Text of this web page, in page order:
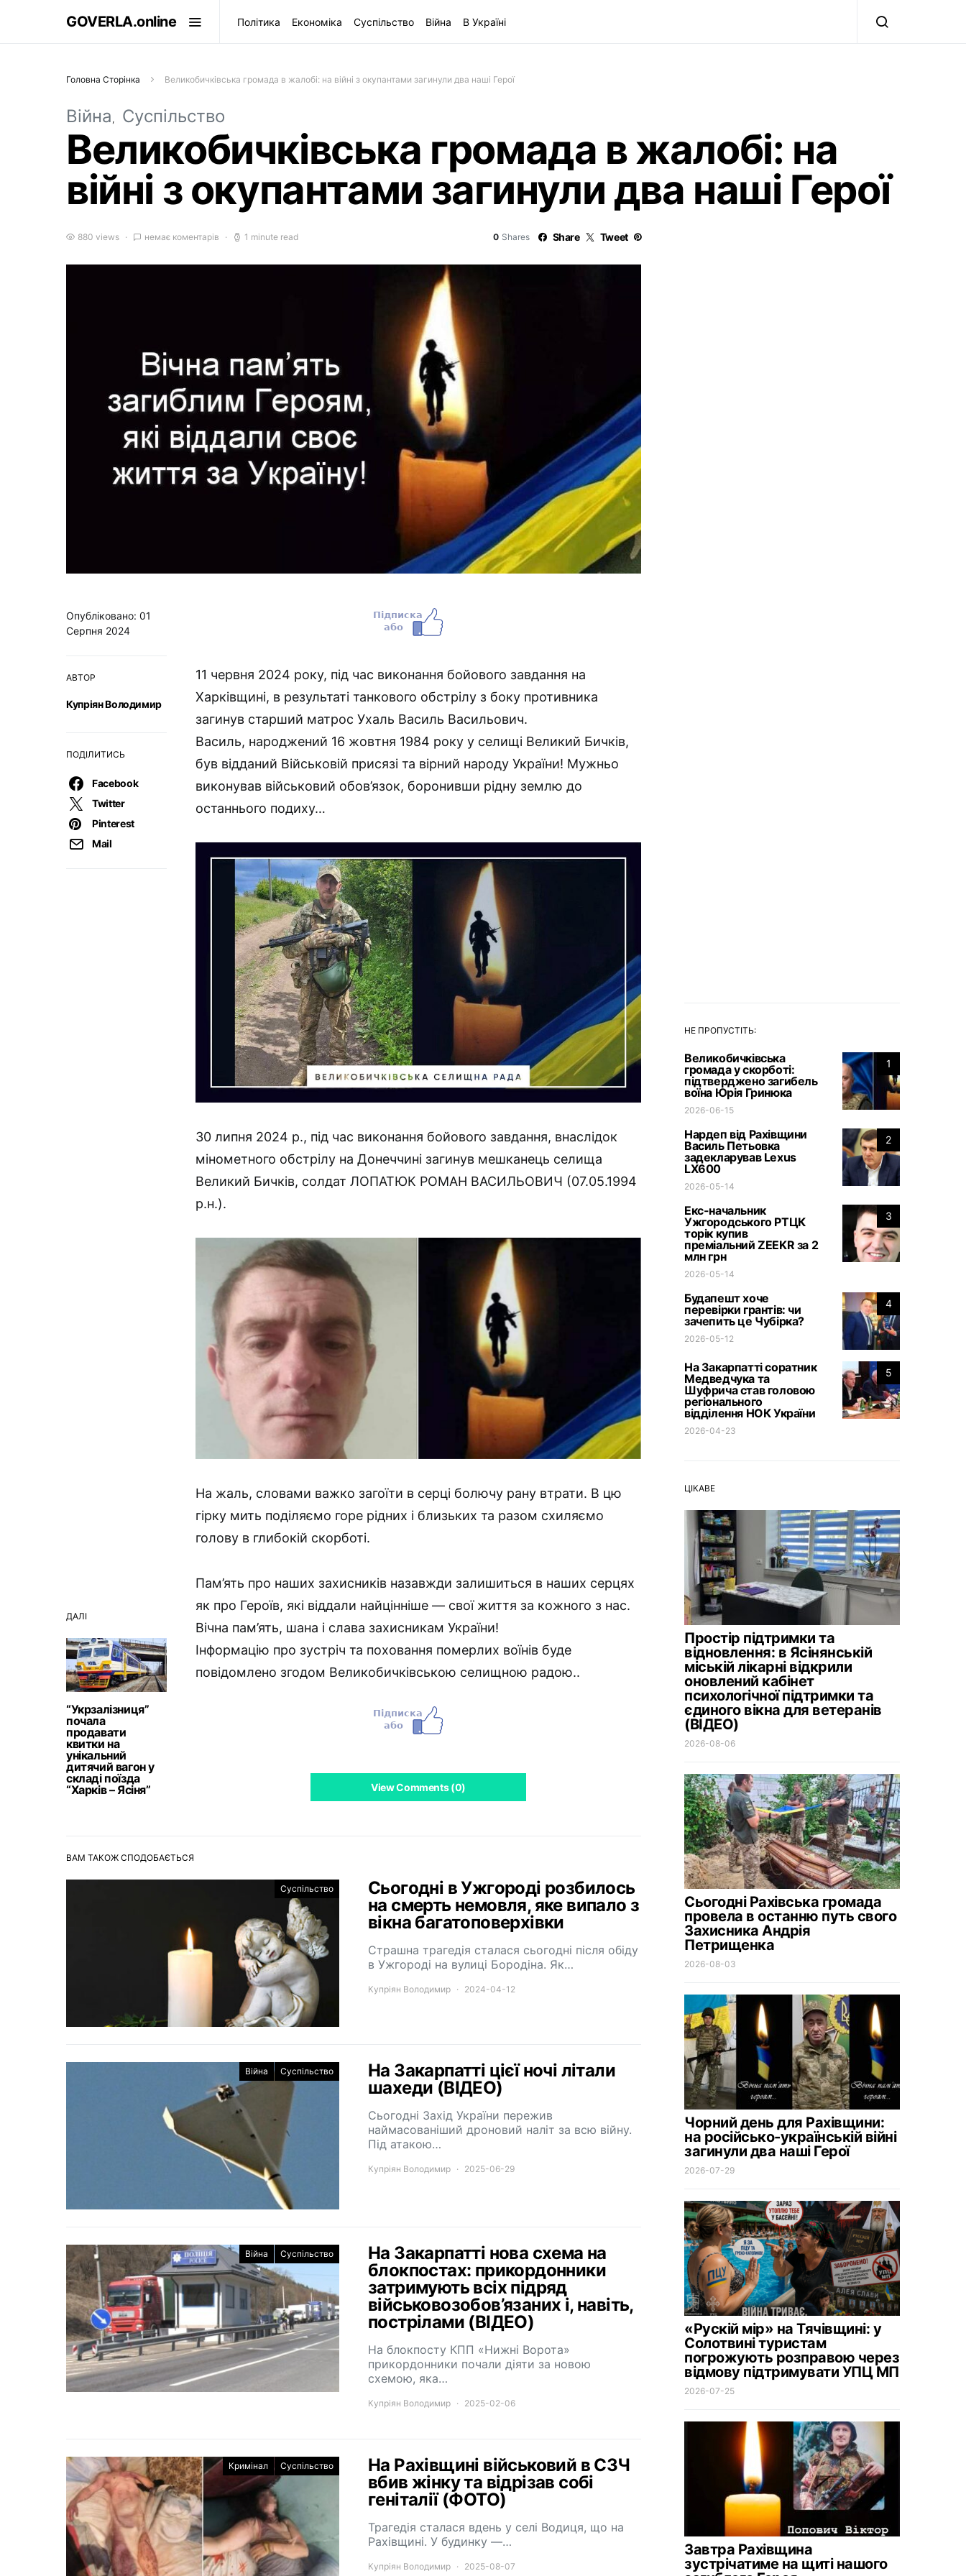
GOVERLA.online Політика Економіка Суспільство Війна В Україні
Головна Сторінка Великобичківська громада в жалобі: на війні з окупантами загинули два наші Герої
Війна Суспільство
Великобичківська громада в жалобі: на
війні з окупантами загинули два наші Герої
880 views немає коментарів 1 minute read 0 Shares Share Tweet
ДАЛІ
“Укрзалізниця”
почала
продавати
квитки на
унікальний
дитячий вагон у
складі поїзда
“‎Харків – Ясіня”‎
Опубліковано: 01
Серпня 2024
АВТОР
Купріян Володимир
ПОДІЛИТИСЬ
Facebook
Twitter
Pinterest
Mail
11 червня 2024 року, під час виконання бойового завдання на
Харківщині, в результаті танкового обстрілу з боку противника
загинув старший матрос Ухаль Василь Васильович.
Василь, народжений 16 жовтня 1984 року у селищі Великий Бичків,
був відданий Військовій присязі та вірний народу України! Мужньо
виконував військовий обов’язок, боронивши рідну землю до
останнього подиху…
30 липня 2024 р., під час виконання бойового завдання, внаслідок
мінометного обстрілу на Донеччині загинув мешканець селища
Великий Бичків, солдат ЛОПАТЮК РОМАН ВАСИЛЬОВИЧ (07.05.1994
р.н.).
На жаль, словами важко загоїти в серці болючу рану втрати. В цю
гірку мить поділяємо горе рідних і близьких та разом схиляємо
голову в глибокій скорботі.
Пам’ять про наших захисників назавжди залишиться в наших серцях
як про Героїв, які віддали найцінніше — свої життя за кожного з нас.
Вічна пам’ять, шана і слава захисникам України!
Інформацію про зустріч та поховання померлих воїнів буде
повідомлено згодом Великобичківською селищною радою..
View Comments (0)
ВАМ ТАКОЖ СПОДОБАЄТЬСЯ
Суспільство
Сьогодні в Ужгороді розбилось
на смерть немовля, яке випало з
вікна багатоповерхівки
Страшна трагедія сталася сьогодні після обіду
в Ужгороді на вулиці Бородіна. Як…
Купріян Володимир 2024-04-12
Війна Суспільство
На Закарпатті цієї ночі літали
шахеди (ВІДЕО)
Сьогодні Захід України пережив
наймасованіший дроновий наліт за всю війну.
Під атакою…
Купріян Володимир 2025-06-29
Війна Суспільство
На Закарпатті нова схема на
блокпостах: прикордонники
затримують всіх підряд
військовозобов’язаних і, навіть,
пострілами (ВІДЕО)
На блокпосту КПП «Нижні Ворота»
прикордонники почали діяти за новою
схемою, яка…
Купріян Володимир 2025-02-06
Кримінал Суспільство
На Рахівщині військовий в СЗЧ
вбив жінку та відрізав собі
геніталії (ФОТО)
Трагедія сталася вдень у селі Водиця, що на
Рахівщині. У будинку —…
Купріян Володимир 2025-08-07
НЕ ПРОПУСТІТЬ:
1
Великобичківська
громада у скорботі:
підтверджено загибель
воїна Юрія Гринюка
2026-06-15
2
Нардеп від Рахівщини
Василь Петьовка
задекларував Lexus
LX600
2026-05-14
3
Екс-начальник
Ужгородського РТЦК
торік купив
преміальний ZEEKR за 2
млн грн
2026-05-14
4
Будапешт хоче
перевірки грантів: чи
зачепить це Чубірка?
2026-05-12
5
На Закарпатті соратник
Медведчука та
Шуфрича став головою
регіонального
відділення НОК України
2026-04-23
ЦІКАВЕ
Простір підтримки та
відновлення: в Ясінянській
міській лікарні відкрили
оновлений кабінет
психологічної підтримки та
єдиного вікна для ветеранів
(ВІДЕО)
2026-08-06
Сьогодні Рахівська громада
провела в останню путь свого
Захисника Андрія
Петрищенка
2026-08-03
Чорний день для Рахівщини:
на російсько-українській війні
загинули два наші Герої
2026-07-29
«Рускій мір» на Тячівщині: у
Солотвині туристам
погрожують розправою через
відмову підтримувати УПЦ МП
2026-07-25
Завтра Рахівщина
зустрічатиме на щиті нашого